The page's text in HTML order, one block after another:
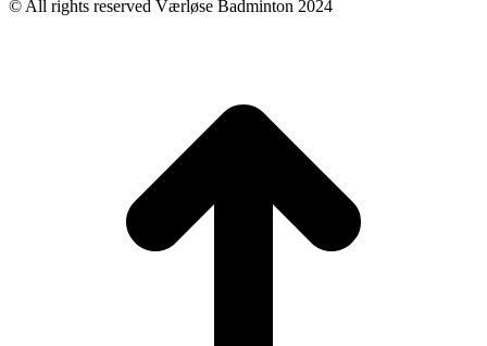
© All rights reserved Værløse Badminton 2024